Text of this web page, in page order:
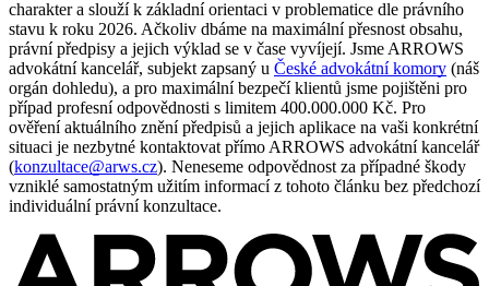
charakter a slouží k základní orientaci v problematice dle právního
stavu k roku 2026. Ačkoliv dbáme na maximální přesnost obsahu,
právní předpisy a jejich výklad se v čase vyvíjejí. Jsme ARROWS
advokátní kancelář, subjekt zapsaný u České advokátní komory (náš
orgán dohledu), a pro maximální bezpečí klientů jsme pojištěni pro
případ profesní odpovědnosti s limitem 400.000.000 Kč. Pro
ověření aktuálního znění předpisů a jejich aplikace na vaši konkrétní
situaci je nezbytné kontaktovat přímo ARROWS advokátní kancelář
(konzultace@arws.cz). Neneseme odpovědnost za případné škody
vzniklé samostatným užitím informací z tohoto článku bez předchozí
individuální právní konzultace.